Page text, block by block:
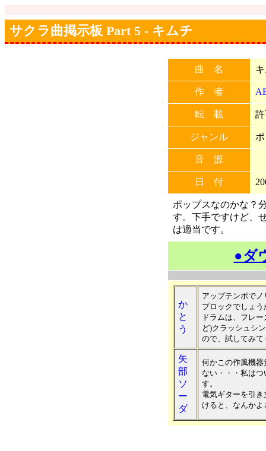
サクラ曲掲示板 Part 5 - キムチ
曲 名
作 者
転 載
ジャンル
音 源
日 付
ポップスなのかな？
す。下手ですけど、
は適当です。
●ダ
か
と
う
アップテンポで
プロックでしょう
ドラムは、フレ
ど)クラッシュシ
ので、試してみて
矢
部
ソ
ー
ダ
何かこの作風機
ない・・・私は
す。
電気ギターを引
けると、なんかよ